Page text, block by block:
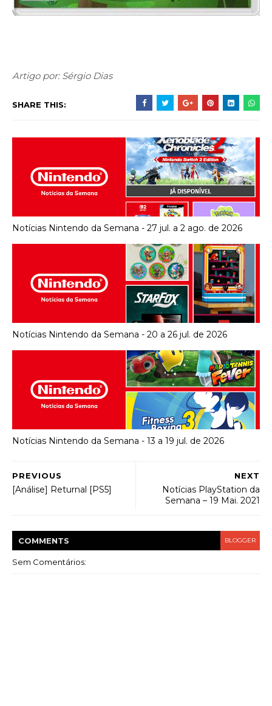
Artigo por: Sérgio Dias
SHARE THIS:
Notícias Nintendo da Semana - 27 jul. a 2 ago. de 2026
Notícias Nintendo da Semana - 20 a 26 jul. de 2026
Notícias Nintendo da Semana - 13 a 19 jul. de 2026
NEXT
Notícias PlayStation da
Semana – 19 Mai. 2021
PREVIOUS
[Análise] Returnal [PS5]
COMMENTS BLOGGER
Sem Comentários: